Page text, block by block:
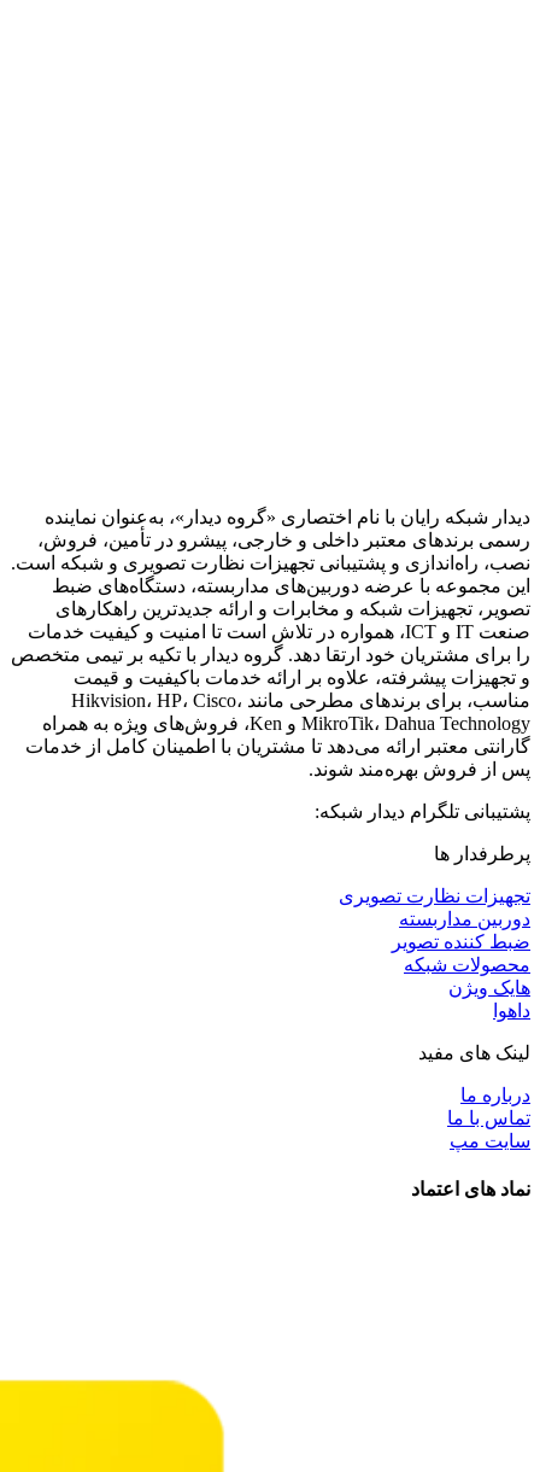
دیدار شبکه رایان با نام اختصاری «گروه دیدار»، به‌عنوان نماینده
رسمی برندهای معتبر داخلی و خارجی، پیشرو در تأمین، فروش،
نصب، راه‌اندازی و پشتیبانی تجهیزات نظارت تصویری و شبکه است.
این مجموعه با عرضه دوربین‌های مداربسته، دستگاه‌های ضبط
تصویر، تجهیزات شبکه و مخابرات و ارائه جدیدترین راهکارهای
صنعت IT و ICT، همواره در تلاش است تا امنیت و کیفیت خدمات
را برای مشتریان خود ارتقا دهد. گروه دیدار با تکیه بر تیمی متخصص
و تجهیزات پیشرفته، علاوه بر ارائه خدمات باکیفیت و قیمت
مناسب، برای برندهای مطرحی مانند Hikvision، HP، Cisco،
MikroTik، Dahua Technology و Ken، فروش‌های ویژه به همراه
گارانتی معتبر ارائه می‌دهد تا مشتریان با اطمینان کامل از خدمات
پس از فروش بهره‌مند شوند.
پشتیبانی تلگرام دیدار شبکه:
پرطرفدار ها
تجهیزات نظارت تصویری
دوربین مداربسته
ضبط کننده تصویر
محصولات شبکه
هایک ویژن
داهوا
لینک های مفید
درباره ما
تماس با ما
سایت مپ
نماد های اعتماد